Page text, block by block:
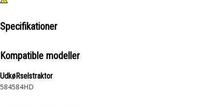
Specifikationer
Kompatible modeller
UdkøRselstraktor
584584HD